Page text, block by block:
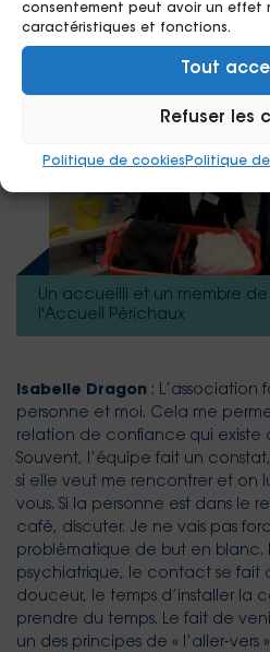
consentement peut avoir un effet
caractéristiques et fonctions.
Tout
Refuser les
Politique de cookies Politique
Un accueilli et un membre
l'Accueil Périchaux
Isabelle Dragon : L’association
personne et moi. Cela me
relation de confiance qui existe
Souvent, l’équipe fait un
si elle veut me rencontrer et on
vous. Si la personne est dans le
café, discuter. Je ne vais pas
problématique de but en blanc.
psychiatrique, le contact se fait
douceur, le temps d’installer la
prendre du temps. Le fait de
un des principes de « l’aller-vers